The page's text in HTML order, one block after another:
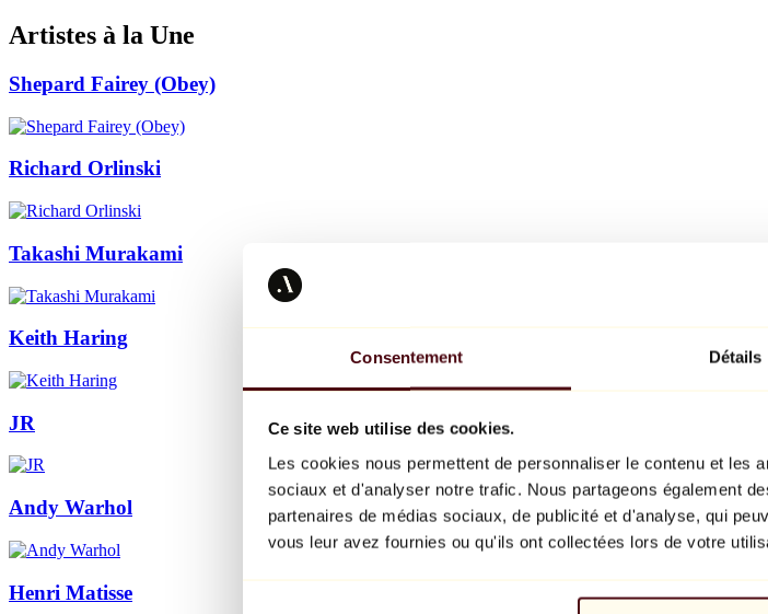
Consentement Détails
Ce site web utilise des cookies.
Les cookies nous permettent de personnaliser le contenu et les
sociaux et d'analyser notre trafic. Nous partageons également
partenaires de médias sociaux, de publicité et d'analyse, qui
vous leur avez fournies ou qu'ils ont collectées lors de votre
Artistes à la Une
Shepard Fairey (Obey)
Richard Orlinski
Takashi Murakami
Keith Haring
JR
Andy Warhol
Henri Matisse